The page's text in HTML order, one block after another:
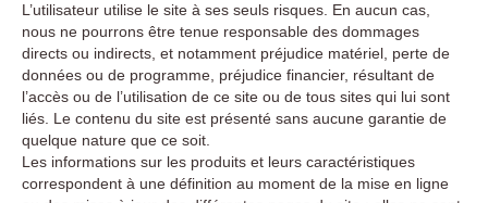
L’utilisateur utilise le site à ses seuls risques. En aucun cas,
nous ne pourrons être tenue responsable des dommages
directs ou indirects, et notamment préjudice matériel, perte de
données ou de programme, préjudice financier, résultant de
l’accès ou de l’utilisation de ce site ou de tous sites qui lui sont
liés. Le contenu du site est présenté sans aucune garantie de
quelque nature que ce soit.
Les informations sur les produits et leurs caractéristiques
correspondent à une définition au moment de la mise en ligne